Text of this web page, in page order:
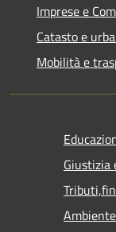
Imprese e
Catasto e
Mobilità e
Giustizia
Ambiente